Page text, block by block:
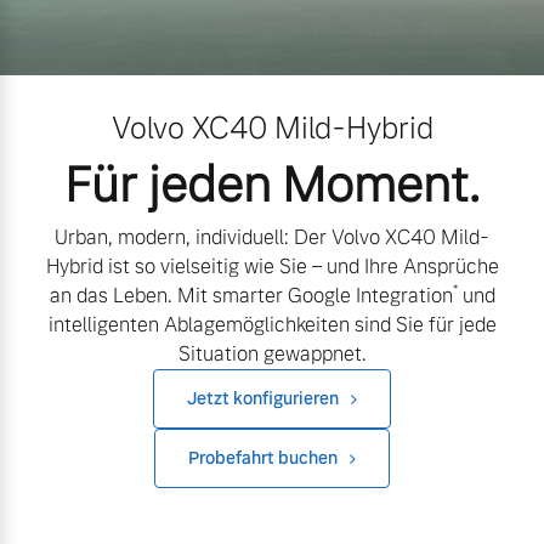
Geschäftskunden
Editionsmodelle
Konnektivität
Volvo kauft Ihr Auto
Aktuelle Zubehörangebote
Zubehörkatalog
Aktuelle Serviceangebote
Service by Volvo
Unsere News & Events
Volvo XC40 Mild-Hybrid
Für jeden Moment.
Urban, modern, individuell: Der Volvo XC40 Mild-
Hybrid ist so vielseitig wie Sie – und Ihre Ansprüche
an das Leben. Mit smarter Google Integration*und
intelligenten Ablagemöglichkeiten sind Sie für jede
Situation gewappnet.
Jetzt konfigurieren
Probefahrt buchen